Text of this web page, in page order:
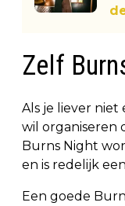
Zelf
Als je liever niet
wil organiseren
Burns Night
en is redelijk
Een goede